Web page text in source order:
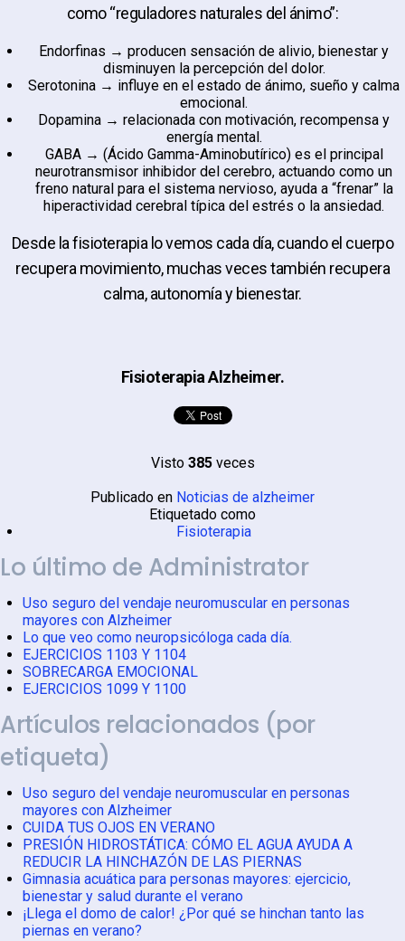
como “reguladores naturales del ánimo”:
Endorfinas → producen sensación de alivio, bienestar y
disminuyen la percepción del dolor.
Serotonina → influye en el estado de ánimo, sueño y calma
emocional.
Dopamina → relacionada con motivación, recompensa y
energía mental.
GABA → (Ácido Gamma-Aminobutírico) es el principal
neurotransmisor inhibidor del cerebro, actuando como un
freno natural para el sistema nervioso, ayuda a “frenar” la
hiperactividad cerebral típica del estrés o la ansiedad.
Desde la fisioterapia lo vemos cada día, cuando el cuerpo
recupera movimiento, muchas veces también recupera
calma, autonomía y bienestar.
Fisioterapia Alzheimer.
Visto 385veces
Publicado en Noticias de alzheimer
Etiquetado como
Fisioterapia
Lo último de Administrator
Uso seguro del vendaje neuromuscular en personas
mayores con Alzheimer
Lo que veo como neuropsicóloga cada día.
EJERCICIOS 1103 Y 1104
SOBRECARGA EMOCIONAL
EJERCICIOS 1099 Y 1100
Artículos relacionados (por
etiqueta)
Uso seguro del vendaje neuromuscular en personas
mayores con Alzheimer
CUIDA TUS OJOS EN VERANO
PRESIÓN HIDROSTÁTICA: CÓMO EL AGUA AYUDA A
REDUCIR LA HINCHAZÓN DE LAS PIERNAS
Gimnasia acuática para personas mayores: ejercicio,
bienestar y salud durante el verano
¡Llega el domo de calor! ¿Por qué se hinchan tanto las
piernas en verano?